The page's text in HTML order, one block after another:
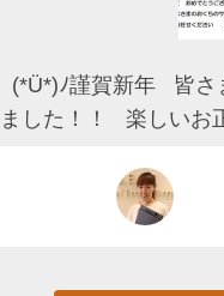
(*Ü*)ﾉ謹賀新年 皆さ
ました！！ 楽しいお